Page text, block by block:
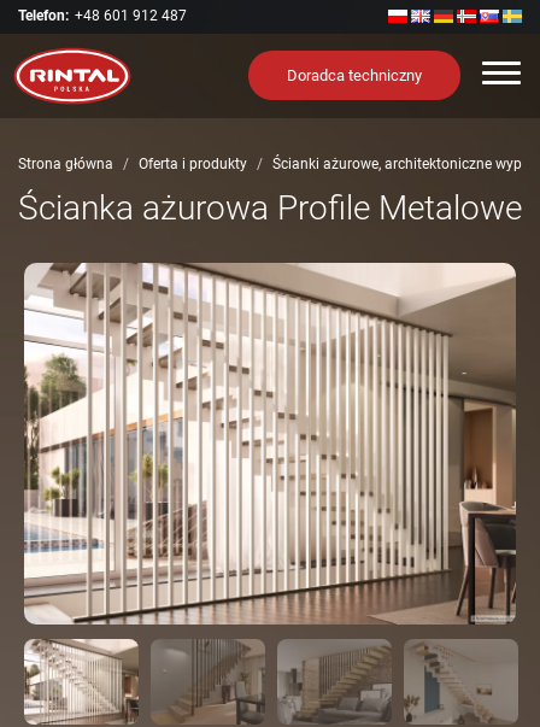
Telefon: +48 601 912 487
Doradca techniczny
Strona główna Oferta i produkty Ścianki ażurowe, architektoniczne
Ścianka ażurowa Profile Metalowe